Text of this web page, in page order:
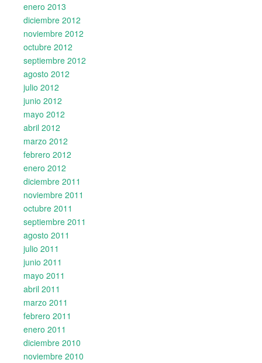
enero 2013
diciembre 2012
noviembre 2012
octubre 2012
septiembre 2012
agosto 2012
julio 2012
junio 2012
mayo 2012
abril 2012
marzo 2012
febrero 2012
enero 2012
diciembre 2011
noviembre 2011
octubre 2011
septiembre 2011
agosto 2011
julio 2011
junio 2011
mayo 2011
abril 2011
marzo 2011
febrero 2011
enero 2011
diciembre 2010
noviembre 2010